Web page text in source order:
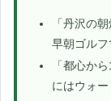
「丹沢の
早朝ゴルフ
「都心か
にはウォー